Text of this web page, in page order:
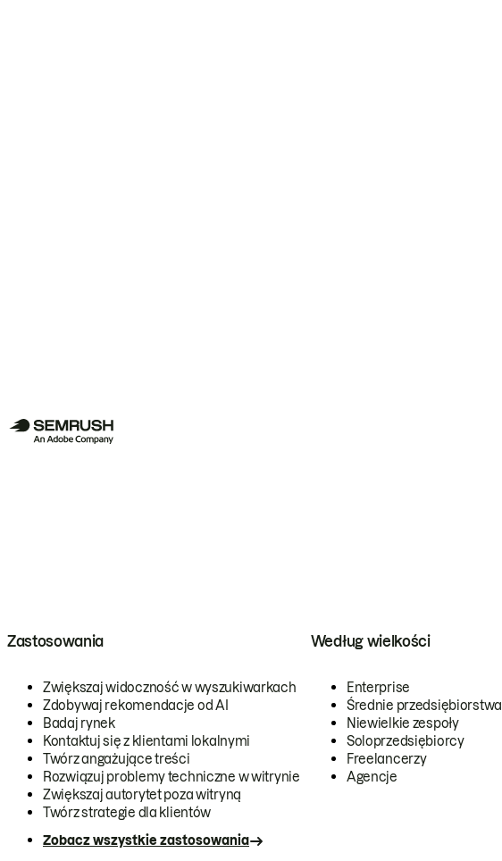
Zastosowania
Zwiększaj widoczność w wyszukiwarkach
Zdobywaj rekomendacje od AI
Badaj rynek
Kontaktuj się z klientami lokalnymi
Twórz angażujące treści
Rozwiązuj problemy techniczne w witrynie
Zwiększaj autorytet poza witryną
Twórz strategie dla klientów
Zobacz wszystkie zastosowania
Według wielkości
Enterprise
Średnie przedsiębiorstwa
Niewielkie zespoły
Soloprzedsiębiorcy
Freelancerzy
Agencje